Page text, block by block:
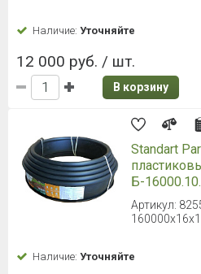
Наличие: Уточняйте
12 000 руб. / шт.
В корзину
Standart
Б-
Артикул:
Наличие: Уточняйте